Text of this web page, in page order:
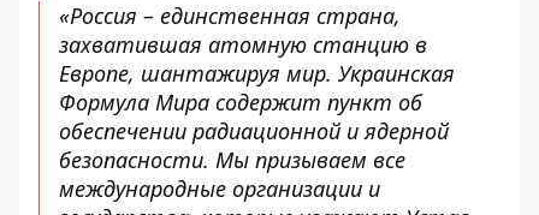
«Россия – единственная страна,
захватившая атомную станцию ​​в
Европе, шантажируя мир. Украинская
Формула Мира содержит пункт об
обеспечении радиационной и ядерной
безопасности. Мы призываем все
международные организации и